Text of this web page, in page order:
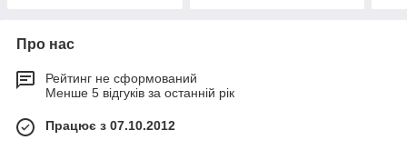
Про нас
Рейтинг не сформований
Менше 5 відгуків за останній рік
Працює з 07.10.2012